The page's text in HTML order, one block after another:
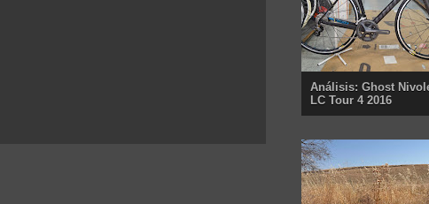
Análisis: Ghost
LC Tour 4 2016